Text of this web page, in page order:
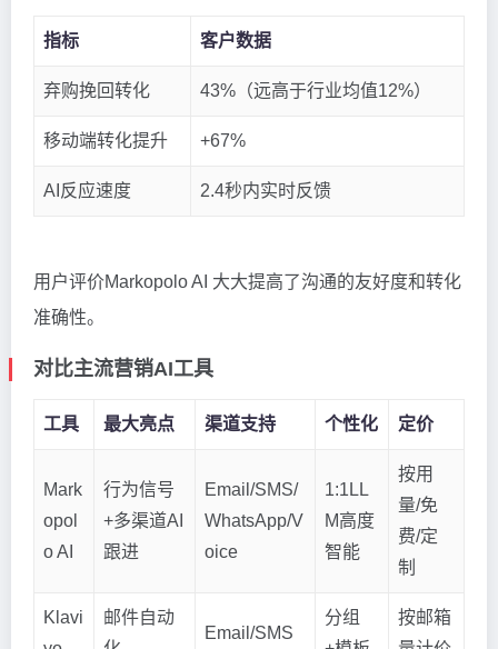
指标 客户数据
弃购挽回转化 43%（远高于行业均值12%）
移动端转化提升 +67%
AI反应速度 2.4秒内实时反馈
用户评价Markopolo AI 大大提高了沟通的友好度和转化
准确性。
对比主流营销AI工具
工具 最大亮点 渠道支持 个性化 定价
Mark
opol
o AI
行为信号
+多渠道AI
跟进
Email/SMS/
WhatsApp/V
oice
1:1LL
M高度
智能
按用
量/免
费/定
制
Klavi
邮件自动
Email/SMS
分组
按邮箱